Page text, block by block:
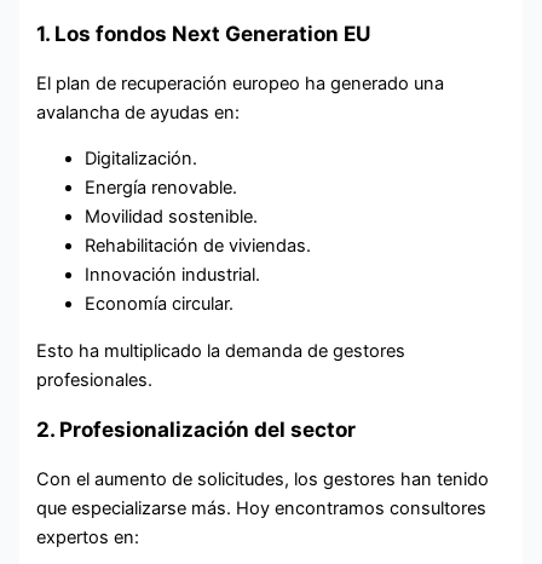
1. Los fondos Next Generation EU
El plan de recuperación europeo ha generado una
avalancha de ayudas en:
Digitalización.
Energía renovable.
Movilidad sostenible.
Rehabilitación de viviendas.
Innovación industrial.
Economía circular.
Esto ha multiplicado la demanda de gestores
profesionales.
2. Profesionalización del sector
Con el aumento de solicitudes, los gestores han tenido
que especializarse más. Hoy encontramos consultores
expertos en: